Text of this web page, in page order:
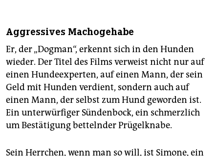
Aggressives Machogehabe
Er, der „Dogman“, erkennt sich in den Hunden
wieder. Der Titel des Films verweist nicht nur auf
einen Hundeexperten, auf einen Mann, der sein
Geld mit Hunden verdient, sondern auch auf
einen Mann, der selbst zum Hund geworden ist.
Ein unterwürfiger Sündenbock, ein schmerzlich
um Bestätigung bettelnder Prügelknabe.
Sein Herrchen, wenn man so will, ist Simone, ein